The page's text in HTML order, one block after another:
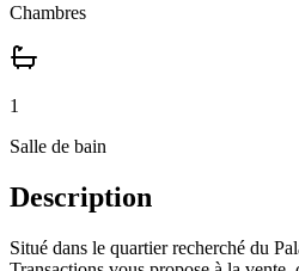
Chambres
1
Salle de bain
Description
Situé dans le quartier recherché du